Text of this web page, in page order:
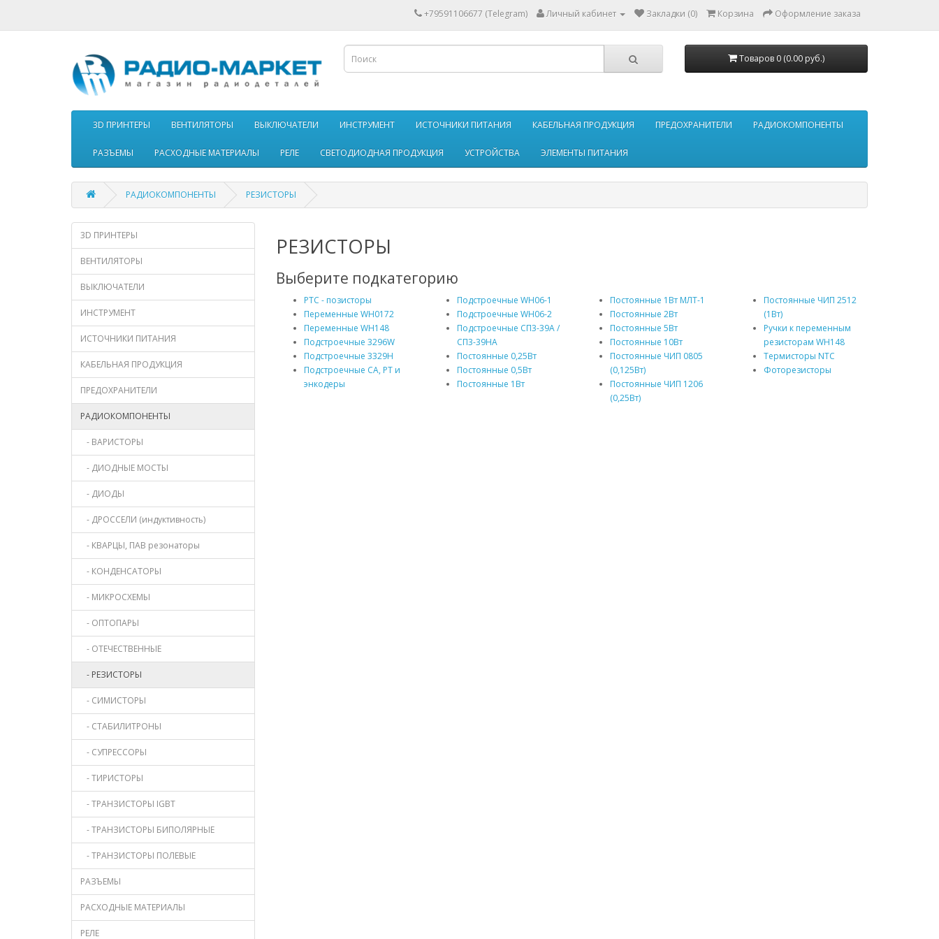
+79591106677 (Telegram) Личный кабинет Закладки (0) Корзина Оформление заказа
Товаров 0 (0.00 руб.)
3D ПРИНТЕРЫ ВЕНТИЛЯТОРЫ ВЫКЛЮЧАТЕЛИ ИНСТРУМЕНТ ИСТОЧНИКИ ПИТАНИЯ КАБЕЛЬНАЯ ПРОДУКЦИЯ ПРЕДОХРАНИТЕЛИ РАДИОКОМПОНЕНТЫ
РАЗЪЕМЫ РАСХОДНЫЕ МАТЕРИАЛЫ РЕЛЕ СВЕТОДИОДНАЯ ПРОДУКЦИЯ УСТРОЙСТВА ЭЛЕМЕНТЫ ПИТАНИЯ
РАДИОКОМПОНЕНТЫ РЕЗИСТОРЫ
3D ПРИНТЕРЫ
ВЕНТИЛЯТОРЫ
ВЫКЛЮЧАТЕЛИ
ИНСТРУМЕНТ
ИСТОЧНИКИ ПИТАНИЯ
КАБЕЛЬНАЯ ПРОДУКЦИЯ
ПРЕДОХРАНИТЕЛИ
РАДИОКОМПОНЕНТЫ
- ВАРИСТОРЫ
- ДИОДНЫЕ МОСТЫ
- ДИОДЫ
- ДРОССЕЛИ (индуктивность)
- КВАРЦЫ, ПАВ резонаторы
- КОНДЕНСАТОРЫ
- МИКРОСХЕМЫ
- ОПТОПАРЫ
- ОТЕЧЕСТВЕННЫЕ
- РЕЗИСТОРЫ
- СИМИСТОРЫ
- СТАБИЛИТРОНЫ
- СУПРЕССОРЫ
- ТИРИСТОРЫ
- ТРАНЗИСТОРЫ IGBT
- ТРАНЗИСТОРЫ БИПОЛЯРНЫЕ
- ТРАНЗИСТОРЫ ПОЛЕВЫЕ
РАЗЪЕМЫ
РАСХОДНЫЕ МАТЕРИАЛЫ
РЕЛЕ
РЕЗИСТОРЫ
Выберите подкатегорию
PTC - позисторы
Переменные WH0172
Переменные WH148
Подстроечные 3296W
Подстроечные 3329H
Подстроечные CA, PT и
энкодеры
Подстроечные WH06-1
Подстроечные WH06-2
Подстроечные СП3-39А /
СП3-39НА
Постоянные 0,25Вт
Постоянные 0,5Вт
Постоянные 1Вт
Постоянные 1Вт МЛТ-1
Постоянные 2Вт
Постоянные 5Вт
Постоянные 10Вт
Постоянные ЧИП 0805
(0,125Вт)
Постоянные ЧИП 1206
(0,25Вт)
Постоянные ЧИП 2512
(1Вт)
Ручки к переменным
резисторам WH148
Термисторы NTC
Фоторезисторы